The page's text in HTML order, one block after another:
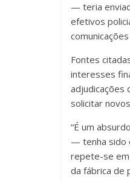
— teria
efetivos
Fontes
interesses
adjudicações
solicitar
“É um
— tenha sido
repete-se
da fábrica de